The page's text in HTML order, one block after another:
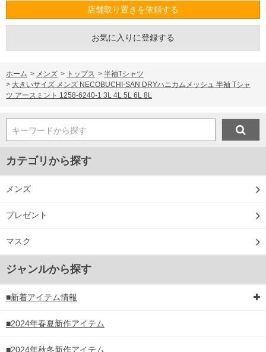
店舗取り置きを依頼する
お気に入りに登録する
ホーム > メンズ > トップス > 半袖Tシャツ
> 大きいサイズ メンズ NECOBUCHI-SAN DRYハニカムメッシュ 半袖 Tシャ
ツ アースミント 1258-6240-1 3L 4L 5L 6L 8L
キーワードから探す
カテゴリから探す
メンズ
プレゼント
マスク
ジャンルから探す
■新着アイテム情報
■2024年春夏新作アイテム
■2024年秋冬新作アイテム